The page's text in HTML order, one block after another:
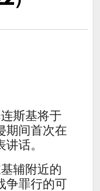
斯基将于
期间首次在
话。
辅附近的
争罪行的可